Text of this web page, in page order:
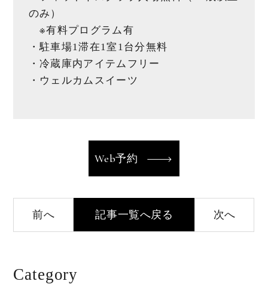
のみ）
※有料プログラム有
・駐車場1滞在1室1台分無料
・冷蔵庫内アイテムフリー
・ウェルカムスイーツ
Web予約
前へ 記事一覧へ戻る 次へ
Category